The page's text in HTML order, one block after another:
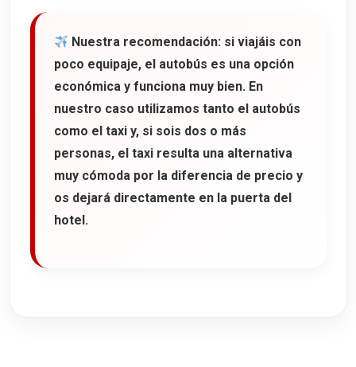
Nuestra recomendación: si viajáis con
poco equipaje, el autobús es una opción
económica y funciona muy bien. En
nuestro caso utilizamos tanto el autobús
como el taxi y, si sois dos o más
personas, el taxi resulta una alternativa
muy cómoda por la diferencia de precio y
os dejará directamente en la puerta del
hotel.